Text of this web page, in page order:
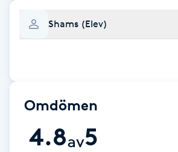
Color correction
D
Damklippning
Dermapen
Shams (Elev)
Omdömen
4.8av5